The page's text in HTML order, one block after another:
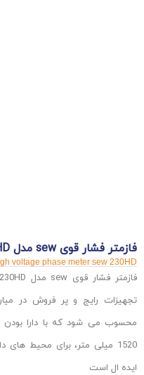
فازمتر فشار قوی sew مدل 230HD
voltage phase meter sew 230HD
تجهیزات رایج و پر فروش در
محسوب می شود که با دارا بودن
1520 میلی متر، برای محیط
ایده ال است